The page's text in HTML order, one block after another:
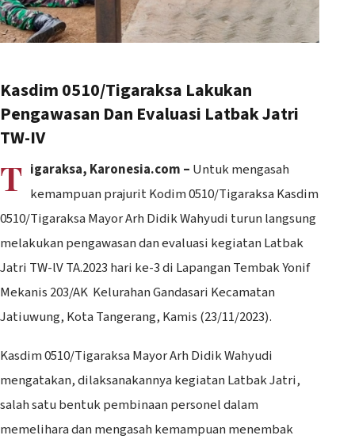
Kasdim 0510/Tigaraksa Lakukan
Pengawasan Dan Evaluasi Latbak Jatri
TW-IV
T igaraksa, Karonesia.com – Untuk mengasah
kemampuan prajurit Kodim 0510/Tigaraksa Kasdim
0510/Tigaraksa Mayor Arh Didik Wahyudi turun langsung
melakukan pengawasan dan evaluasi kegiatan Latbak
Jatri TW-lV TA.2023 hari ke-3 di Lapangan Tembak Yonif
Mekanis 203/AK Kelurahan Gandasari Kecamatan
Jatiuwung, Kota Tangerang, Kamis (23/11/2023).
Kasdim 0510/Tigaraksa Mayor Arh Didik Wahyudi
mengatakan, dilaksanakannya kegiatan Latbak Jatri,
salah satu bentuk pembinaan personel dalam
memelihara dan mengasah kemampuan menembak